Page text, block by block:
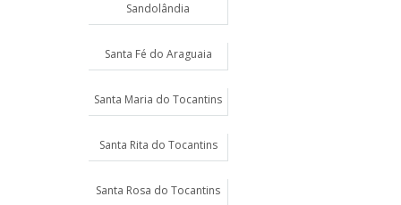
Sandolândia
Santa Fé do Araguaia
Santa Maria do Tocantins
Santa Rita do Tocantins
Santa Rosa do Tocantins